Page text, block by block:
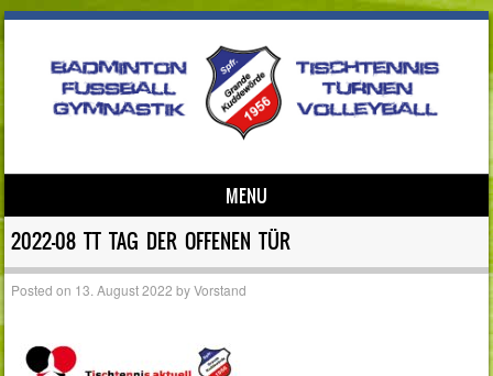
MENU
Skip to content
2022-08 TT TAG DER OFFENEN TÜR
Posted on 13. August 2022 byVorstand